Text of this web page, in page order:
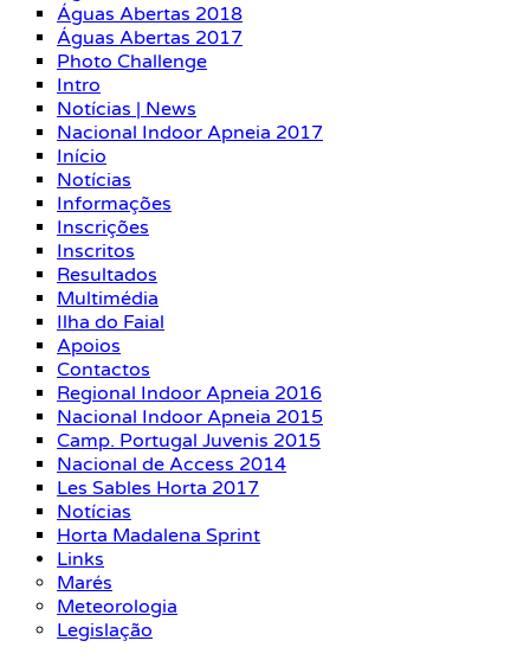
Águas Abertas 2018
Águas Abertas 2017
Photo Challenge
Intro
Notícias | News
Nacional Indoor Apneia 2017
Início
Notícias
Informações
Inscrições
Inscritos
Resultados
Multimédia
Ilha do Faial
Apoios
Contactos
Regional Indoor Apneia 2016
Nacional Indoor Apneia 2015
Camp. Portugal Juvenis 2015
Nacional de Access 2014
Les Sables Horta 2017
Notícias
Horta Madalena Sprint
Links
Marés
Meteorologia
Legislação